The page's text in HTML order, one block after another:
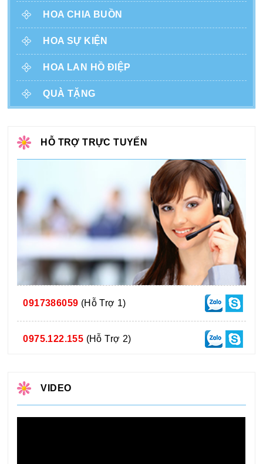
HOA CHIA BUỒN
HOA SỰ KIỆN
HOA LAN HỒ ĐIỆP
QUÀ TẶNG
HỖ TRỢ TRỰC TUYẾN
0917386059 (Hỗ Trợ 1)
0975.122.155 (Hỗ Trợ 2)
VIDEO